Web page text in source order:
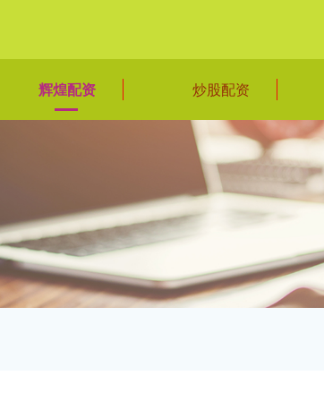
辉煌配资 炒股配资